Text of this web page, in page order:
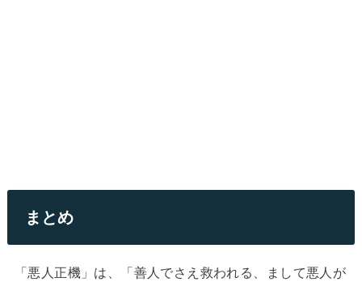
まとめ
「悪人正機」は、「善人でさえ救われる、まして悪人が